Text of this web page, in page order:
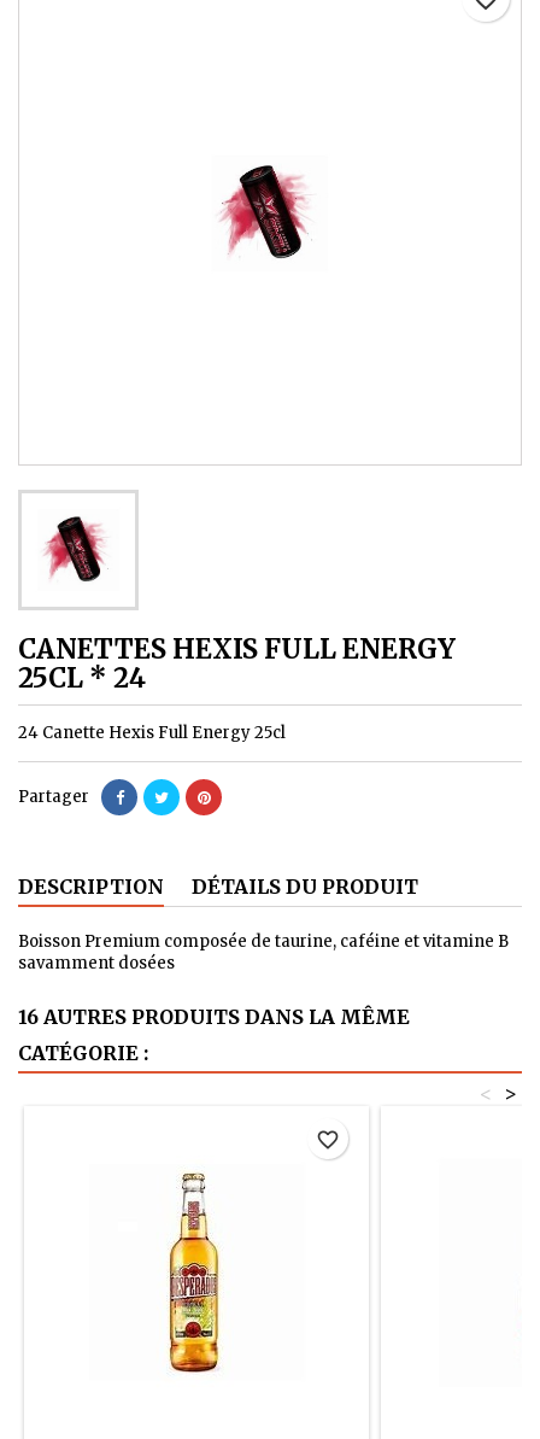
CANETTES HEXIS FULL ENERGY
25CL * 24
24 Canette Hexis Full Energy 25cl
Partager
DESCRIPTION DÉTAILS DU PRODUIT
Boisson Premium composée de taurine, caféine et vitamine B
savamment dosées
16 AUTRES PRODUITS DANS LA MÊME
CATÉGORIE :
>
<
favorite_border